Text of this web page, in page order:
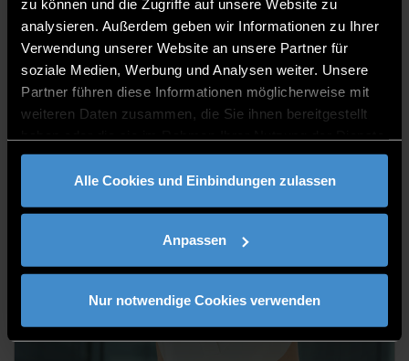
zu können und die Zugriffe auf unsere Website zu
analysieren. Außerdem geben wir Informationen zu Ihrer
Verwendung unserer Website an unsere Partner für
soziale Medien, Werbung und Analysen weiter. Unsere
Partner führen diese Informationen möglicherweise mit
weiteren Daten zusammen, die Sie ihnen bereitgestellt
gesammelt haben.
Alle Cookies und Einbindungen zulassen
Anpassen
Nur notwendige Cookies verwenden
Lena Gürster, M.A.
Wissenschaftliche Mitarbeiterin